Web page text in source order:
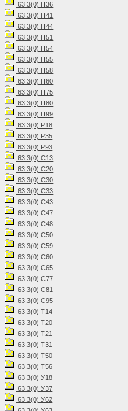
63.3(0) П36
63.3(0) П41
63.3(0) П44
63.3(0) П51
63.3(0) П54
63.3(0) П55
63.3(0) П58
63.3(0) П60
63.3(0) П75
63.3(0) П80
63.3(0) П99
63.3(0) Р18
63.3(0) Р35
63.3(0) Р93
63.3(0) С13
63.3(0) С20
63.3(0) С30
63.3(0) С33
63.3(0) С43
63.3(0) С47
63.3(0) С48
63.3(0) С50
63.3(0) С59
63.3(0) С60
63.3(0) С65
63.3(0) С77
63.3(0) С81
63.3(0) С95
63.3(0) Т14
63.3(0) Т20
63.3(0) Т21
63.3(0) Т31
63.3(0) Т50
63.3(0) Т56
63.3(0) У18
63.3(0) У37
63.3(0) У62